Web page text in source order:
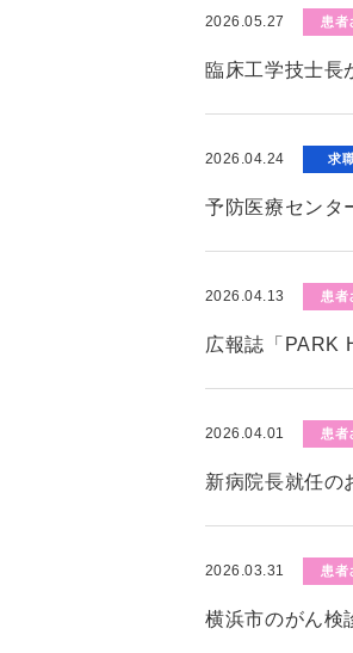
2026.05.27 患者
臨床工学技士長
2026.04.24 求
予防医療セン
2026.04.13 患者
広報誌「PARK
2026.04.01 患者
新病院長就任の
2026.03.31 患者
横浜市のがん検